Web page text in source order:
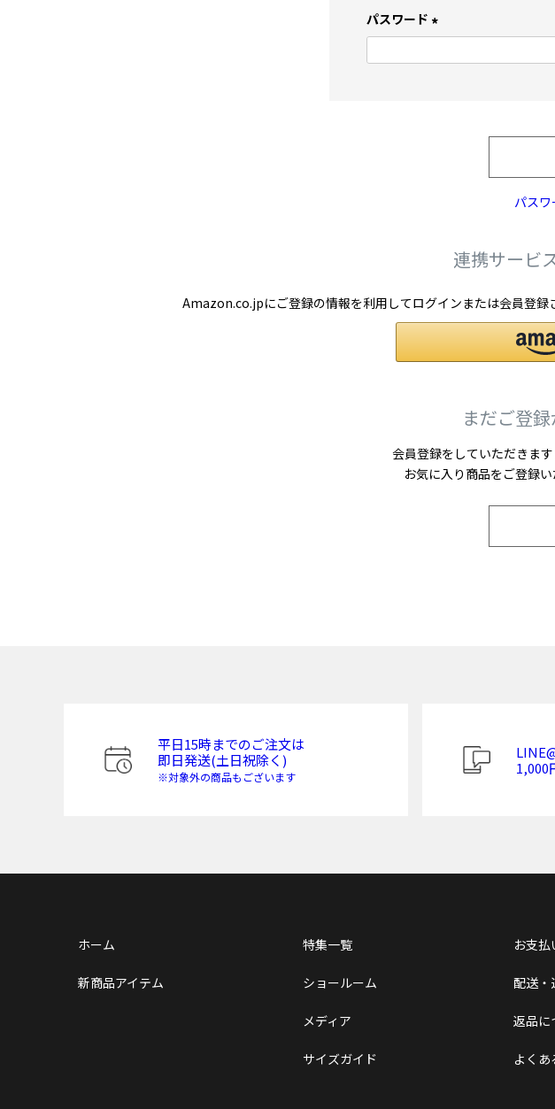
パスワード
必
パス
連携サービ
Amazon.co.jpにご登録の情報を利用してログインまたは会員登
まだご登
会員登録をしていただきま
お気に入り商品をご登録
平日15時までのご注文は
即日発送(土日祝除く)
※対象外の商品もございます
1,000
ホーム
新商品アイテム
特集一覧
ショールーム
メディア
サイズガイド
お支払
配送・
返品に
よく